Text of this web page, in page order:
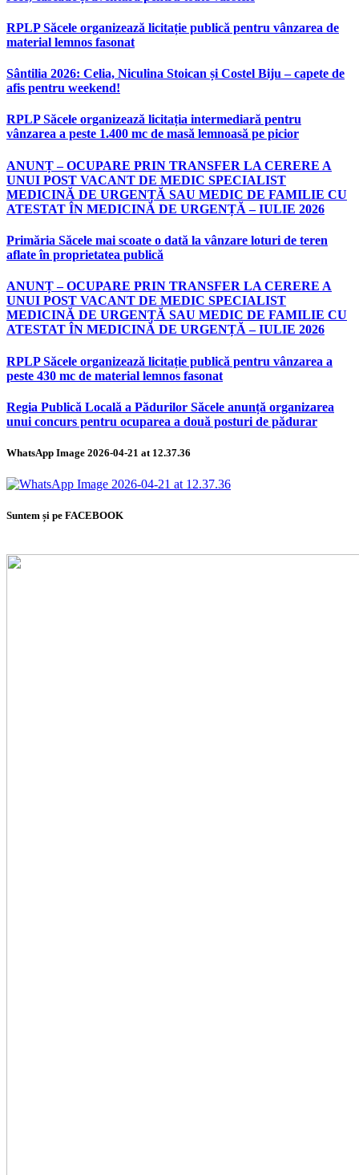
RPLP Săcele organizează licitație publică pentru vânzarea de
material lemnos fasonat
Sântilia 2026: Celia, Niculina Stoican și Costel Biju – capete de
afis pentru weekend!
RPLP Săcele organizează licitația intermediară pentru
vânzarea a peste 1.400 mc de masă lemnoasă pe picior
ANUNȚ – OCUPARE PRIN TRANSFER LA CERERE A
UNUI POST VACANT DE MEDIC SPECIALIST
MEDICINĂ DE URGENȚĂ SAU MEDIC DE FAMILIE CU
ATESTAT ÎN MEDICINĂ DE URGENȚĂ – IULIE 2026
Primăria Săcele mai scoate o dată la vânzare loturi de teren
aflate în proprietatea publică
ANUNȚ – OCUPARE PRIN TRANSFER LA CERERE A
UNUI POST VACANT DE MEDIC SPECIALIST
MEDICINĂ DE URGENȚĂ SAU MEDIC DE FAMILIE CU
ATESTAT ÎN MEDICINĂ DE URGENȚĂ – IULIE 2026
RPLP Săcele organizează licitație publică pentru vânzarea a
peste 430 mc de material lemnos fasonat
Regia Publică Locală a Pădurilor Săcele anunță organizarea
unui concurs pentru ocuparea a două posturi de pădurar
WhatsApp Image 2026-04-21 at 12.37.36
Suntem și pe FACEBOOK